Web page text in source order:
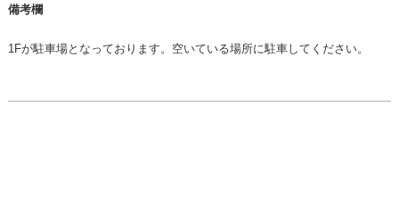
備考欄
1Fが駐車場となっております。空いている場所に駐車してください。